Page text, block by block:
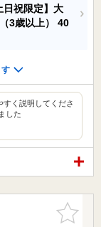
日祝限定】大
3歳以上） 40
く説明してくださ
した
お気に入
りに追加